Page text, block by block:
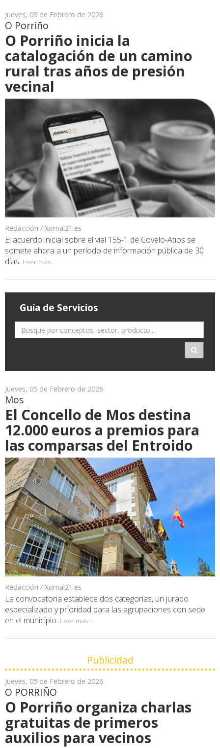
Jueves, 05 de Febrero de 2026
O Porriño
O Porriño inicia la
catalogación de un camino
rural tras años de presión
vecinal
Redacción / Xornal21.es
El acuerdo inicial sobre el vial 155-1 de Covelo-Atios se
somete ahora a un período de información pública de 30
días. Leer más...
Guía de Servicios
Jueves, 05 de Febrero de 2026
Mos
El Concello de Mos destina
12.000 euros a premios para
las comparsas del Entroido
Redacción / Xornal21.es
La convocatoria establece dos categorías, un jurado
especializado y prioridad para las agrupaciones con sede
en el municipio. Leer más...
Publicidad
Jueves, 05 de Febrero de 2026
O PORRIÑO
O Porriño organiza charlas
gratuitas de primeros
auxilios para vecinos